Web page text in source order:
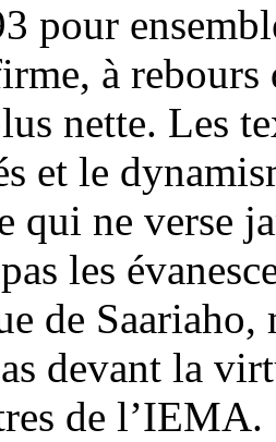
pour
à
nette. Les
et le
qui ne verse
les
de Saariaho,
devant la
de l’IEMA.